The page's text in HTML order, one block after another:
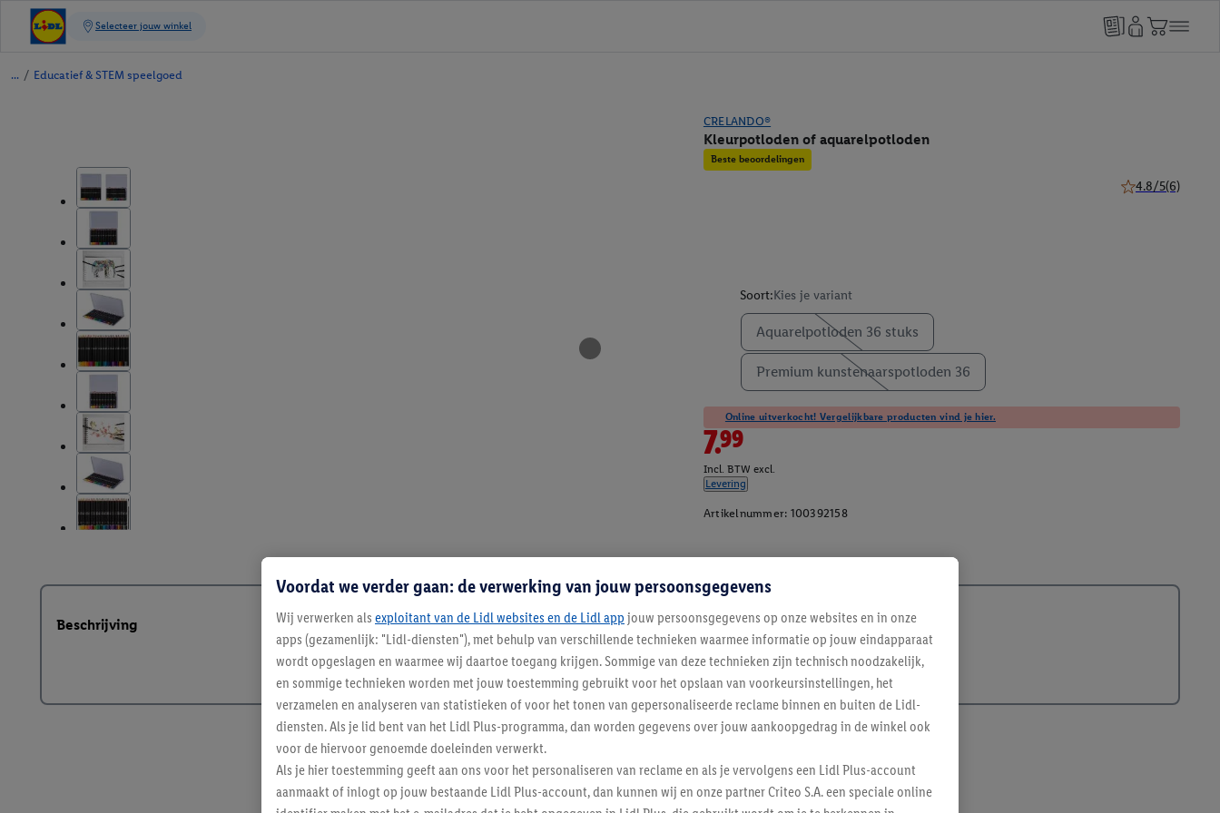
/ Educatief & STEM speelgoed
CRELANDO®
Kleurpotloden of aquarelpotloden
Beste beoordelingen
4.8/5(6)
Soort:Kies je variant
Aquarelpotloden 36 stuks
Premium kunstenaarspotloden 36
Online uitverkocht! Vergelijkbare producten vind je hier.
7.99
Incl. BTW excl.
Levering
Artikelnummer: 100392158
Beschrijving
Voordat we verder gaan: de verwerking van jouw persoonsgegevens
Wij verwerken als exploitant van de Lidl websites en de Lidl app jouw persoonsgegevens op onze websites en in onze
apps (gezamenlijk: "Lidl-diensten"), met behulp van verschillende technieken waarmee informatie op jouw eindapparaat
wordt opgeslagen en waarmee wij daartoe toegang krijgen. Sommige van deze technieken zijn technisch noodzakelijk,
en sommige technieken worden met jouw toestemming gebruikt voor het opslaan van voorkeursinstellingen, het
verzamelen en analyseren van statistieken of voor het tonen van gepersonaliseerde reclame binnen en buiten de Lidl-
diensten. Als je lid bent van het Lidl Plus-programma, dan worden gegevens over jouw aankoopgedrag in de winkel ook
voor de hiervoor genoemde doeleinden verwerkt.
Als je hier toestemming geeft aan ons voor het personaliseren van reclame en als je vervolgens een Lidl Plus-account
aanmaakt of inlogt op jouw bestaande Lidl Plus-account, dan kunnen wij en onze partner Criteo S.A. een speciale online